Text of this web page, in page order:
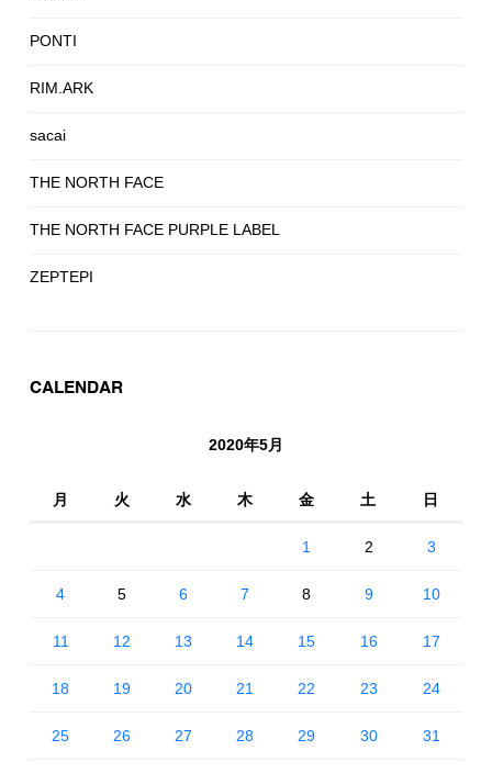
PONTI
RIM.ARK
sacai
THE NORTH FACE
THE NORTH FACE PURPLE LABEL
ZEPTEPI
CALENDAR
2020年5月
月 火 水 木 金 土 日
1 2 3
4 5 6 7 8 9 10
11 12 13 14 15 16 17
18 19 20 21 22 23 24
25 26 27 28 29 30 31